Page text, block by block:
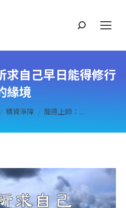
搜
求自己早日能得修行
緣境
積資淨障 龍德上師：...